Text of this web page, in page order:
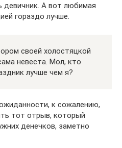
девичник. А вот любимая
гораздо лучше.
своей холостяцкой
невеста. Мол, кто
лучше чем я?
к сожалению,
тот отрыв, который
денечков, заметно